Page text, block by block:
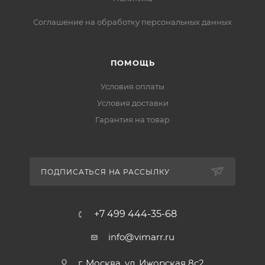
Соглашение на обработку персональных данных
ПОМОЩЬ
Условия оплаты
Условия доставки
Гарантия на товар
ПОДПИСАТЬСЯ НА РАССЫЛКУ
+7 499 444-35-68
info@vimarr.ru